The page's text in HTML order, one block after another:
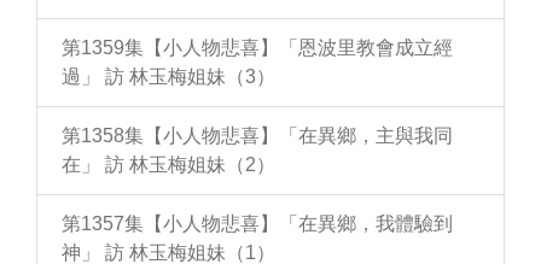
第1359集【小人物悲喜】「恩波里教會成立經
過」 訪 林玉梅姐妹（3）
第1358集【小人物悲喜】「在異鄉，主與我同
在」 訪 林玉梅姐妹（2）
第1357集【小人物悲喜】「在異鄉，我體驗到
神」 訪 林玉梅姐妹（1）